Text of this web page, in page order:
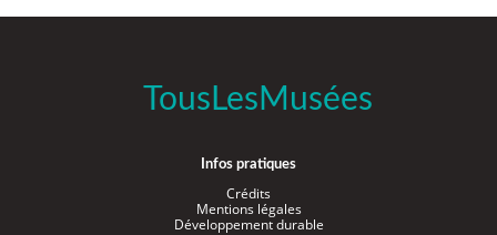
TousLesMusées
Infos pratiques
Crédits
Mentions légales
Développement durable